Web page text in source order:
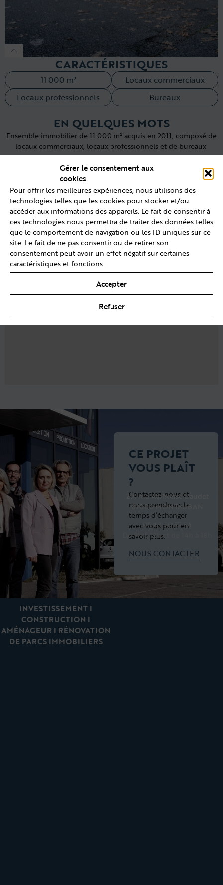
Gérer le consentement aux
cookies
Pour offrir les meilleures expériences, nous utilisons des
technologies telles que les cookies pour stocker et/ou
accéder aux informations des appareils. Le fait de consentir à
ces technologies nous permettra de traiter des données telles
que le comportement de navigation ou les ID uniques sur ce
site. Le fait de ne pas consentir ou de retirer son
consentement peut avoir un effet négatif sur certaines
caractéristiques et fonctions.
Accepter
Refuser
CARACTÉRISTIQUES
11 000 m²
Locaux commerciaux
Locaux professionnels
Bureaux
EN QUELQUES MOTS
Ensemble immobilier de 11 000 m² acquis en 2011, composé de
locaux commerciaux, locaux professionnels et de bureaux.
LOCALISATION
CE PROJET
VOUS PLAÎT
?
Contactez-nous et
nous prendrons le
temps d’échanger
avec vous pour en
savoir plus.
NOUS CONTACTER
INVESTISSEMENT I
CONSTRUCTION I
AMÉNAGEUR I RÉNOVATION
DE PARCS IMMOBILIERS
29, rue Alphonse Daudet
82000 MONTAUBAN
05.63.20.17.34
De 9h à 12h et de 14h à 18h